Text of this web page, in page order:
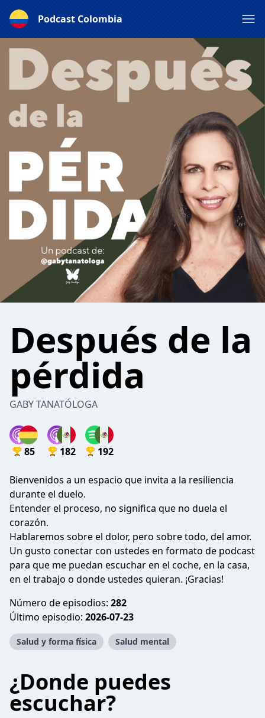
Podcast Colombia
Después de la
pérdida
GABY TANATÓLOGA
85 182 192
Bienvenidos a un espacio que invita a la resiliencia
durante el duelo.
Entender el proceso, no significa que no duela el
corazón.
Hablaremos sobre el dolor, pero sobre todo, del amor.
Un gusto conectar con ustedes en formato de podcast
para que me puedan escuchar en el coche, en la casa,
en el trabajo o donde ustedes quieran. ¡Gracias!
Número de episodios: 282
Último episodio: 2026-07-23
Salud y forma física Salud mental
¿Donde puedes
escuchar?